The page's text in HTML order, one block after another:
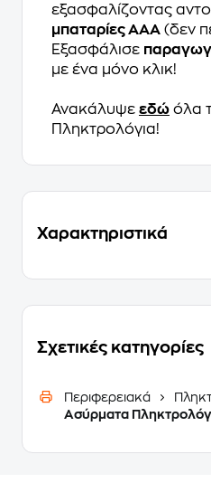
εξασφαλίζοντας
μπαταρίες ΑΑΑ (δεν
Εξασφάλισε
με ένα μόνο κλικ!
Ανακάλυψε εδώ όλα
Πληκτρολόγια!
Χαρακτηριστικά
Σχετικές κατηγορίες
Περιφερειακά
Ασύρματα